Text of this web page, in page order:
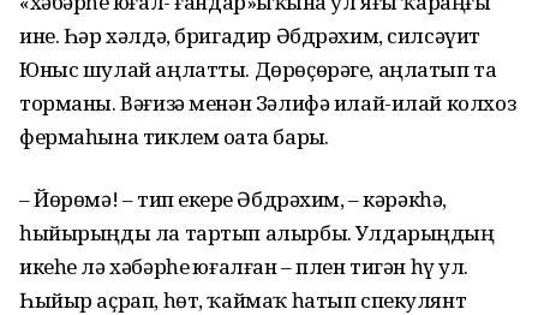
ине. Һәр хәлдә, бригадир Әбдрәхим, силсәүит
Юныс шулай аңлатты. Дөрөҫөрәге, аңлатып та
торманы. Вәғизә менән Зәлифә илай-илай колхоз
фермаһына тиклем оҙата барҙы.
– Йөрөмә! – тип екерҙе Әбдрәхим, – кәрәкһә,
һыйырыңды ла тартып алырбыҙ. Улдарыңдың
икеһе лә хәбәрһеҙ юғалған – плен тигән һүҙ ул.
Һыйыр аҫрап, һөт, ҡаймаҡ һатып спекулянт